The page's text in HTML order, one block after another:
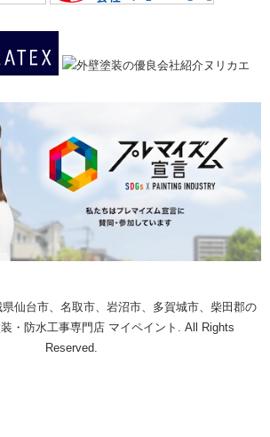
仙台市、名取市、岩沼市、多賀城市、柴田郡の
・防水工事専門店 マイペイント. All Rights
Reserved.